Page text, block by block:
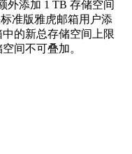
外添加 1 TB 存储空间
标准版雅虎邮箱用户添
的新总存储空间上限
间不可叠加。